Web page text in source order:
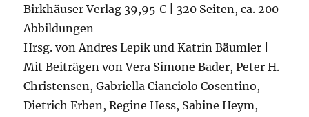
Birkhäuser Verlag 39,95 € | 320 Seiten, ca. 200
Abbildungen
Hrsg. von Andres Lepik und Katrin Bäumler |
Mit Beiträgen von Vera Simone Bader, Peter H.
Christensen, Gabriella Cianciolo Cosentino,
Dietrich Erben, Regine Hess, Sabine Heym,